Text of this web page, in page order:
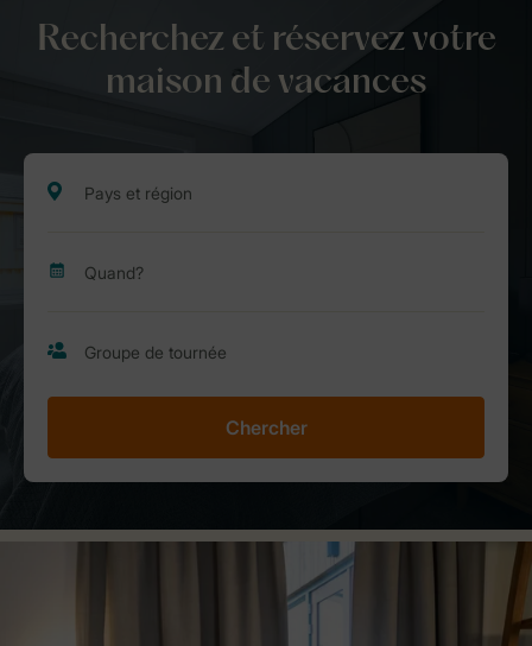
Recherchez et réservez votre
maison de vacances
Chercher